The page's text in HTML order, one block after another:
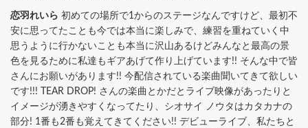
恋羽れいら 初めての場所で1からのステージなんですけど、最初不
安に思ってたことも今では本当に楽しみで、練習を重ねていく中
思うように行かないことも本当に沢山あるけどみんなと最高の景
色を見るために私達もギアあげて作り上げています!! そんな中で皆
さんにお願いがあります!! 今配信されている楽曲聞いてきて欲しい
です!!! TEAR DROP! さんの楽曲とかだとライブ映像があったりと
イメージが湧きやすくなってたり、シオサイ ノウタはカタカナの
部分! 1番も2番も覚えてきてください!! デビューライブ、私たちと